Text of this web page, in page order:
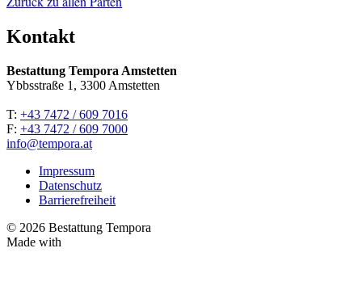
Kontakt
Bestattung Tempora Amstetten
Ybbsstraße 1, 3300 Amstetten
T: +43 7472 / 609 7016
F: +43 7472 / 609 7000
info@tempora.at
Impressum
Datenschutz
Barrierefreiheit
© 2026 Bestattung Tempora
Made with